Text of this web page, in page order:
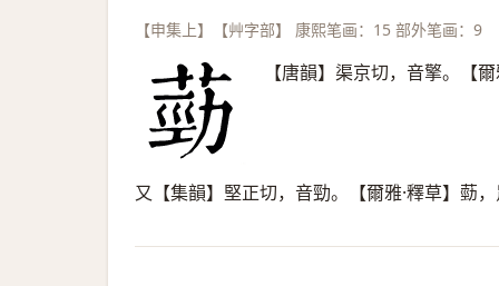
【申集上】【艸字部】 康熙笔画：15 部外笔画：9
【唐韻】渠京切，音擎。【
又【集韻】堅正切，音勁。【爾雅·釋草】